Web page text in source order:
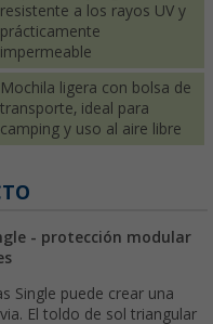
resistente a los rayos UV y
prácticamente
impermeable
Mochila ligera con bolsa de
transporte, ideal para
camping y uso al aire libre
- protección modular
Single puede crear una
El toldo de sol triangular